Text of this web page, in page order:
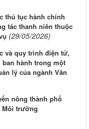
thủ tục hành chính
tác thanh niên thuộc
(29/05/2026)
và quy trình điện tử,
hành trong một
lý của ngành Văn
nông thành phố
Môi trường